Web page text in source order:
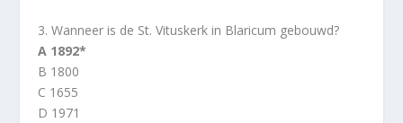
3. Wanneer is de St. Vituskerk in Blaricum gebouwd?
A 1892*
B 1800
C 1655
D 1971